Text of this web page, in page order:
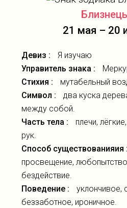
21 мая – 20
Девиз :
Я изучаю
Управитель знака :
Стихия :
мутабельный
Символ :
два куска
между собой.
Часть тела :
плечи,
рук.
Способ существованияия :
просвещение,
бездействие.
Поведение :
уклончивое,
беззаботное, ироничное.